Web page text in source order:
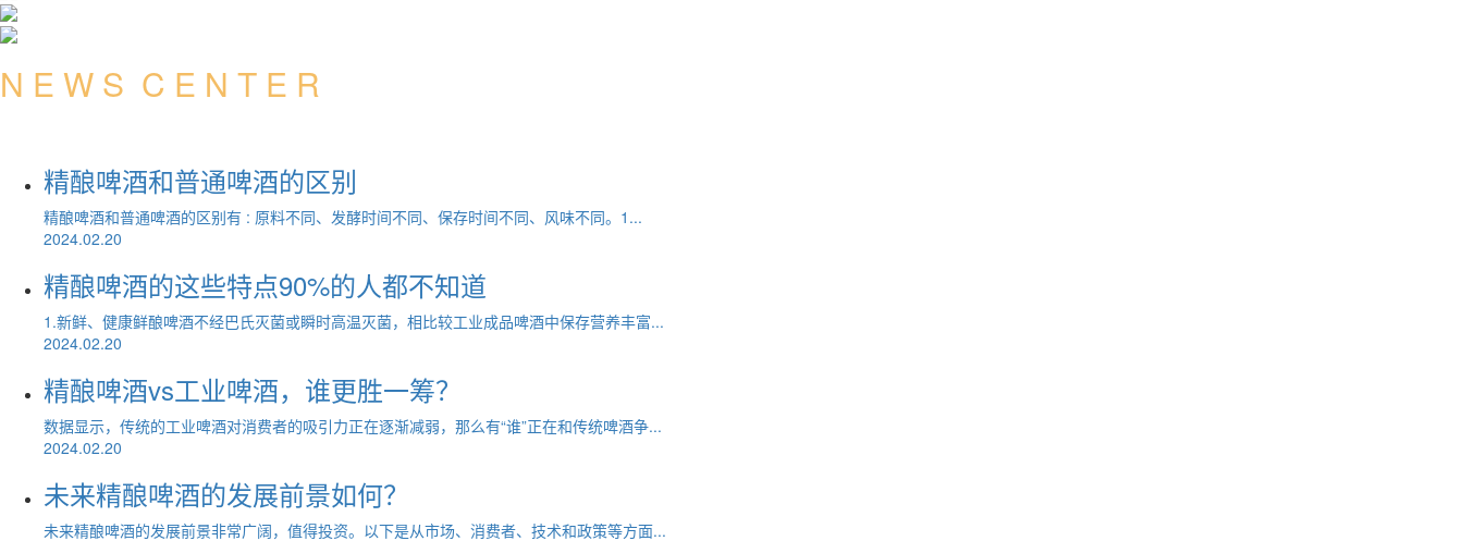
N E W S C E N T E R
精酿啤酒和普通啤酒的区别
精酿啤酒和普通啤酒的区别有 : 原料不同、发酵时间不同、保存时间不同、风味不同。1...
2024.02.20
精酿啤酒的这些特点90%的人都不知道
1.新鲜、健康鲜酿啤酒不经巴氏灭菌或瞬时高温灭菌，相比较工业成品啤酒中保存营养丰富...
2024.02.20
精酿啤酒vs工业啤酒，谁更胜一筹？
数据显示，传统的工业啤酒对消费者的吸引力正在逐渐减弱，那么有“谁”正在和传统啤酒争...
2024.02.20
未来精酿啤酒的发展前景如何？
未来精酿啤酒的发展前景非常广阔，值得投资。以下是从市场、消费者、技术和政策等方面...